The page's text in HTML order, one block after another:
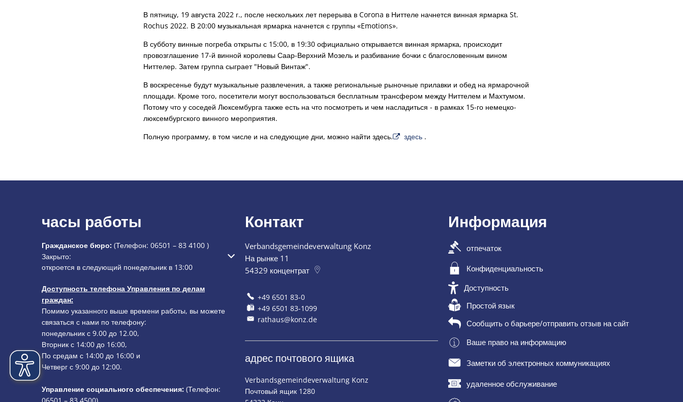
В пятницу, 19 августа 2022 г., после нескольких лет перерыва в Corona в Ниттеле начнется винная ярмарка St.
Rochus 2022. В 20:00 музыкальная ярмарка начнется с группы «Emotions».
В субботу винные погреба открыты с 15:00, в 19:30 официально открывается винная ярмарка, происходит
провозглашение 17-й винной королевы Саар-Верхний Мозель и разбивание бочки с благословенным вином
Ниттелер. Затем группа сыграет "Новый Винтаж".
В воскресенье будут музыкальные развлечения, а также региональные рыночные прилавки и обед на ярмарочной
площади. Кроме того, посетители могут воспользоваться бесплатным трансфером между Ниттелем и Махтумом.
Потому что у соседей Люксембурга также есть на что посмотреть и чем насладиться - в рамках 15-го немецко-
люксембургского винного мероприятия.
Полную программу, в том числе и на следующие дни, можно найти здесь.
здесь.
часы работы
Гражданское бюро: (Телефон: 06501 – 83 4100 )
Нажмите, чтобы скрыть дополнительное время открытия или закрытия
Закрыто:
откроется в следующий понедельник в 13:00
Доступность телефона Управления по делам
граждан:
Помимо указанного выше времени работы, вы можете
связаться с нами по телефону:
понедельник с 9.00 до 12.00,
Вторник с 14:00 до 16:00,
По средам с 14:00 до 16:00 и
Четверг с 9:00 до 12:00.
Управление социального обеспечения: (Телефон:
Контакт
Verbandsgemeindeverwaltung Konz
На рынке 11
54329 концентрат
+49 6501 83-0
+49 6501 83-1099
rathaus@konz.de
адрес почтового ящика
Verbandsgemeindeverwaltung Konz
Почтовый ящик 1280
Информация
отпечаток
Конфиденциальность
Доступность
Простой язык
Сообщить о барьере/отправить отзыв на сайт
Ваше право на информацию
Заметки об электронных коммуникациях
удаленное обслуживание